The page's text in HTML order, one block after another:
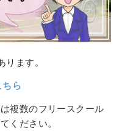
ます。
ら
複数のフリースクール
ください。